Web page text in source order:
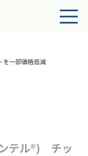
を一部価格低減
テル®) チッ